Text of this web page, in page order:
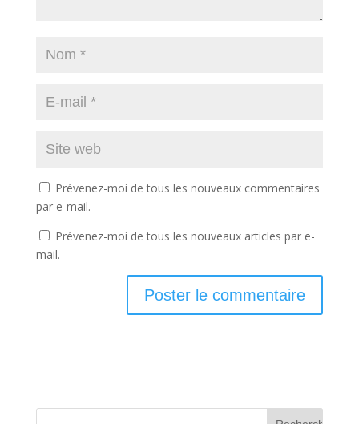
Prévenez-moi de tous les nouveaux commentaires
par e-mail.
Prévenez-moi de tous les nouveaux articles par e-
mail.